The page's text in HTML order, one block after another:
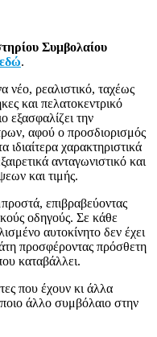
Συμβολαίου
εδώ.
νέο, ρεαλιστικό, ταχέως
και πελατοκεντρικό
εξασφαλίζει την
αφού ο προσδιορισμός
ιδιαίτερα χαρακτηριστικά
ανταγωνιστικό και
και τιμής.
επιβραβεύοντας
οδηγούς. Σε κάθε
αυτοκίνητο δεν έχει
προσφέροντας πρόσθετη
καταβάλλει.
που έχουν κι άλλα
άλλο συμβόλαιο στην